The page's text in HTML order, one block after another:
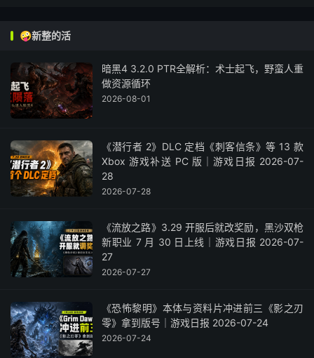
🤪新整的活
暗黑4 3.2.0 PTR全解析：术士起飞，野蛮人重
做资源循环
2026-08-01
《潜行者 2》DLC 定档《刺客信条》等 13 款
Xbox 游戏补送 PC 版｜游戏日报 2026-07-
28
2026-07-28
《流放之路》3.29 开服后就改奖励，黑沙双枪
新职业 7 月 30 日上线｜游戏日报 2026-07-
27
2026-07-27
《恐怖黎明》本体与资料片冲进前三《影之刃
零》拿到版号｜游戏日报 2026-07-24
2026-07-24